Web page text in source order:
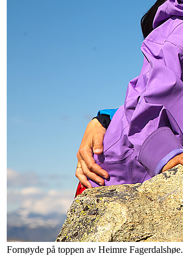
Fornøyde på toppen av Heimre Fagerdalshøe.